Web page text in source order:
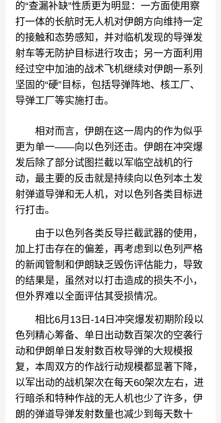
的“查漏补缺”性质更为明显：一方面使用察
打一体的长航时无人机对伊朗方向维持一定
的接触和态势感知，并对临机发现的导弹发
射车等无防护目标进行攻击；另一方面利用
经过空中加油的战术飞机继续对伊朗一系列
坚固的“硬”目标，包括导弹阵地、核工厂、
导弹工厂等实施打击。
相对而言，伊朗在这一周内的作为似乎
更为单一——向以色列还击。伊朗在冲突爆
发后除了部分试图拦截以军临空战机的行
动，最主要的反击就是持续向以色列本土发
射弹道导弹和无人机，对以色列各类目标进
行打击。
由于以色列各类反导拦截武器的使用，
加上打击存在的偏差，再考虑到以色列严格
的新闻管制和伊朗缺乏毁伤评估能力，导致
的结果是，虽然对以打击造成的损失不小，
但外界难以全面评估其受损情况。
相比6月13日-14日冲突爆发初期阶段以
色列精心筹备、单日出动数百架次的空袭行
动和伊朗单日发射数百枚导弹的大规模报
复，本周双方的作战行动规模都显著下降，
以军出动的战机架次在每天60架次左右，进
行暗杀和特种作战的无人机也少了许多，伊
朗的弹道导弹发射数量也减少到每天数十